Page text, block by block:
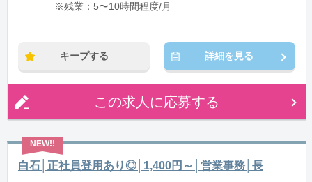
※残業：5〜10時間程度/月
キープする 詳細を見る
この求人に応募する
白石│正社員登用あり◎│1,400円～│営業事務│長